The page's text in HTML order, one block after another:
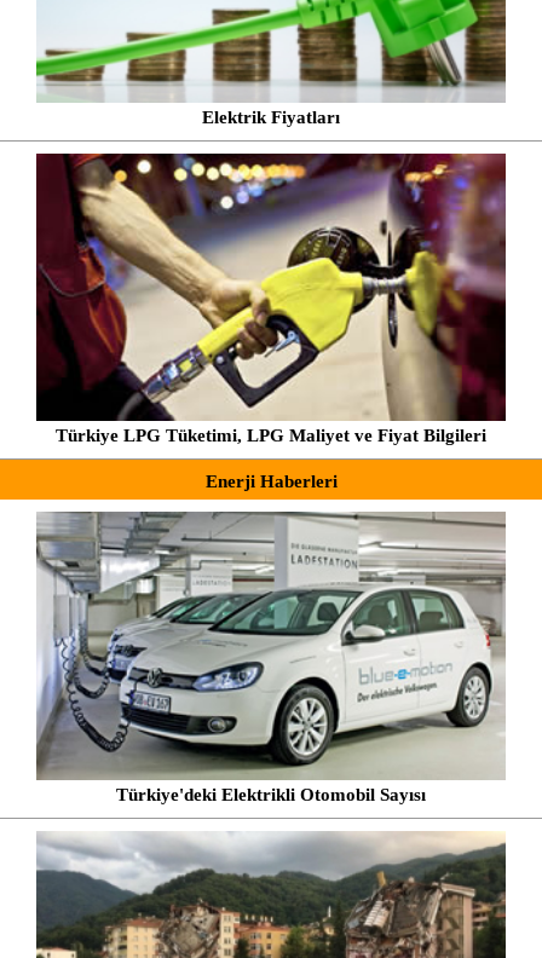
Elektrik Fiyatları
Türkiye LPG Tüketimi, LPG Maliyet ve Fiyat Bilgileri
Enerji Haberleri
Türkiye'deki Elektrikli Otomobil Sayısı